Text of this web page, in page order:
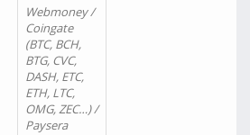
Webmoney /
Coingate
(BTC, BCH,
BTG, CVC,
DASH, ETC,
ETH, LTC,
OMG, ZEC…) /
Paysera